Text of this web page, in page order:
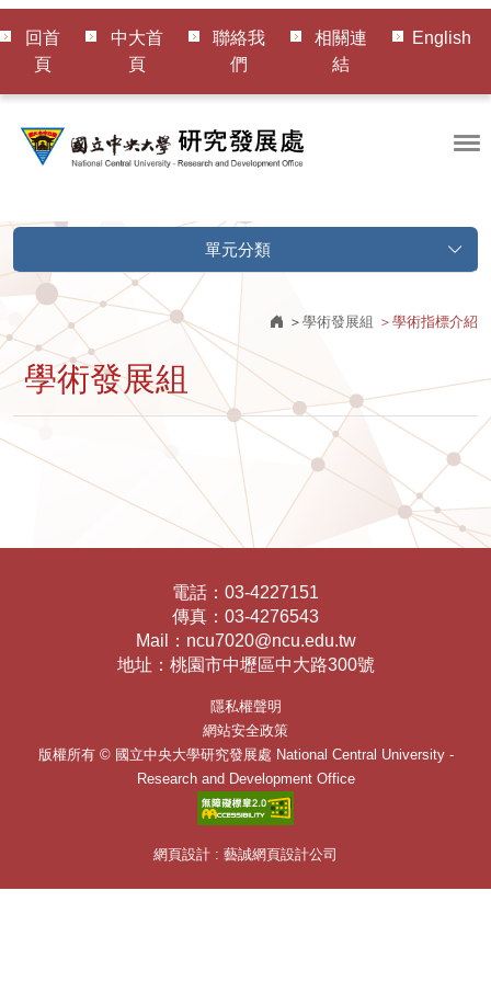
回首
頁
中大首
頁
聯絡我
們
相關連
結
English
單元分類
學術發展組 學術指標介紹
學術發展組
電話： 03-4227151
傳真： 03-4276543
Mail： ncu7020@ncu.edu.tw
地址： 桃園市中壢區中大路300號
隱私權聲明
網站安全政策
版權所有 © 國立中央大學研究發展處 National Central University -
Research and Development Office
網頁設計 : 藝誠網頁設計公司